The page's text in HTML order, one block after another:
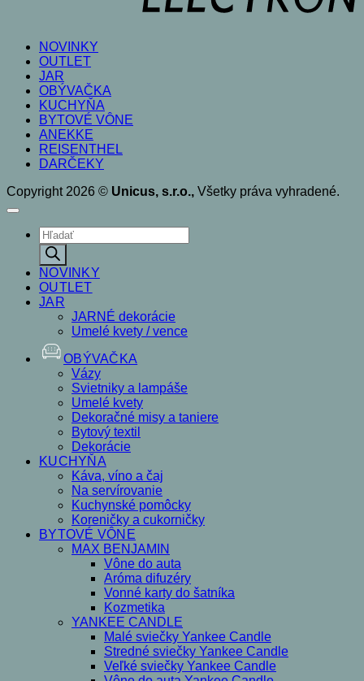
NOVINKY
OUTLET
JAR
OBÝVAČKA
KUCHYŇA
BYTOVÉ VÔNE
ANEKKE
REISENTHEL
DARČEKY
Copyright 2026 © Unicus, s.r.o., Všetky práva vyhradené.
Products
search
NOVINKY
OUTLET
JAR
JARNÉ dekorácie
Umelé kvety / vence
OBÝVAČKA
Vázy
Svietniky a lampáše
Umelé kvety
Dekoračné misy a taniere
Bytový textil
Dekorácie
KUCHYŇA
Káva, víno a čaj
Na servírovanie
Kuchynské pomôcky
Koreničky a cukorničky
BYTOVÉ VÔNE
MAX BENJAMIN
Vône do auta
Aróma difuzéry
Vonné karty do šatníka
Kozmetika
YANKEE CANDLE
Malé sviečky Yankee Candle
Stredné sviečky Yankee Candle
Veľké sviečky Yankee Candle